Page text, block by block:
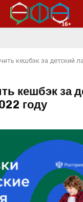
кешбэк за детский
кешбэк за
году